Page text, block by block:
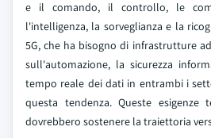
e il comando, il controllo, le
l'intelligenza, la sorveglianza e la
5G, che ha bisogno di infrastrutture
sull'automazione, la sicurezza
tempo reale dei dati in entrambi i
questa tendenza. Queste esigenze
dovrebbero sostenere la traiettoria